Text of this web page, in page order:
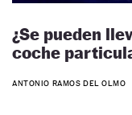
¿Se pueden
coche
ANTONIO RAMOS DEL OLMO